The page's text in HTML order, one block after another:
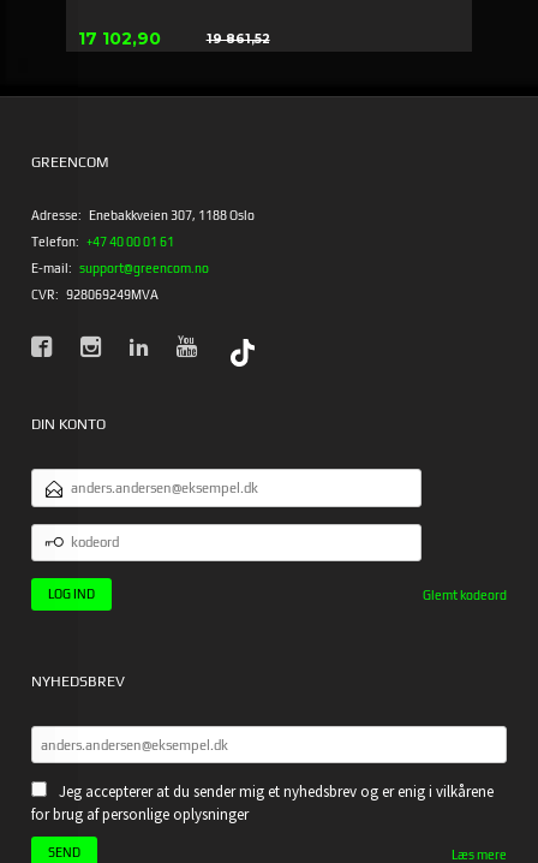
Tilbud
17 102,90 19 861,52
Rabat
GREENCOM
Adresse: Enebakkveien 307, 1188 Oslo
Telefon: +47 40 00 01 61
E-mail: support@greencom.no
CVR: 928069249MVA
DIN KONTO
KODEORD
Glemt kodeord
NYHEDSBREV
Jeg accepterer at du sender mig et nyhedsbrev og er enig i vilkårene
for brug af personlige oplysninger
Læs mere